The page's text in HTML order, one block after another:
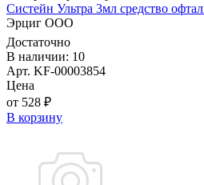
Систейн Ультра 3мл средство
Эрциг ООО
Достаточно
В наличии: 10
Арт. KF-00003854
Цена
от 528 ₽
В корзину